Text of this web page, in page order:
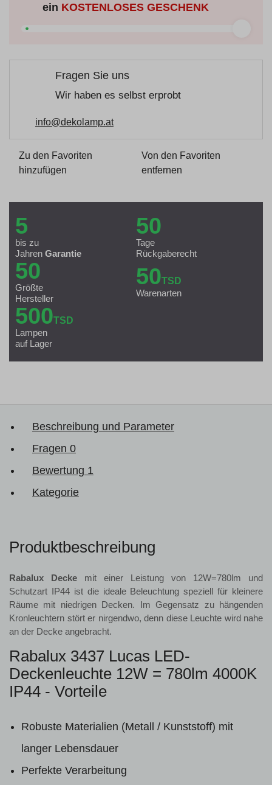
ein KOSTENLOSES GESCHENK
Fragen Sie uns
Wir haben es selbst erprobt
info@dekolamp.at
Zu den Favoriten
hinzufügen
Von den Favoriten
entfernen
5
bis zu
Jahren Garantie
50
Tage
Rückgaberecht
50
Größte
Hersteller
50TSD
Warenarten
500TSD
Lampen
auf Lager
Beschreibung und Parameter
Fragen 0
Bewertung 1
Kategorie
Produktbeschreibung
Rabalux Decke mit einer Leistung von 12W=780lm und
Schutzart IP44 ist die ideale Beleuchtung speziell für kleinere
Räume mit niedrigen Decken. Im Gegensatz zu hängenden
Kronleuchtern stört er nirgendwo, denn diese Leuchte wird nahe
an der Decke angebracht.
Rabalux 3437 Lucas LED-
Deckenleuchte 12W = 780lm 4000K
IP44 - Vorteile
Robuste Materialien (Metall / Kunststoff) mit
langer Lebensdauer
Perfekte Verarbeitung